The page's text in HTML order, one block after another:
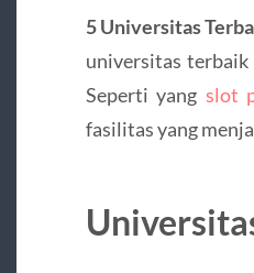
5 Universitas
universitas terbaik
Seperti yang slot
fasilitas yang